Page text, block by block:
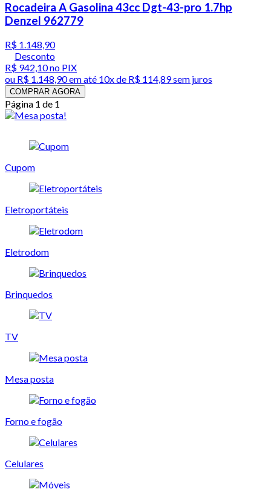
Rocadeira A Gasolina 43cc Dgt-43-pro 1.7hp
Denzel 962779
R$ 1.148,90
Desconto
R$ 942,10no PIX
ou R$ 1.148,90em até 10x de R$ 114,89 sem juros
COMPRAR AGORA
Página 1 de 1
Cupom
Eletroportáteis
Eletrodom
Brinquedos
TV
Mesa posta
Forno e fogão
Celulares